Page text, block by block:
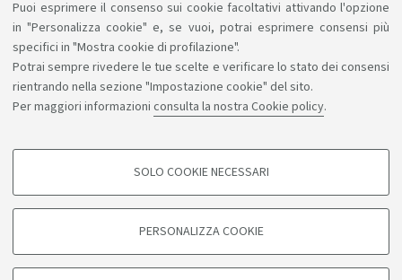
Puoi esprimere il consenso sui cookie facoltativi attivando l'opzione
in "Personalizza cookie" e, se vuoi, potrai esprimere consensi più
specifici in "Mostra cookie di profilazione".
Potrai sempre rivedere le tue scelte e verificare lo stato dei consensi
rientrando nella sezione "Impostazione cookie" del sito.
Per maggiori informazioni consulta la nostra Cookie policy.
COOKIE DI PROFILAZIONE - FACOLTATIVI
degli utenti, creare profili in base al loro comportamento sul sito, per analisi
di marketing.
SOLO COOKIE NECESSARI
PERSONALIZZA COOKIE
Sosteniamo il diritto alla conoscenza
Seguici su:
Bologna - Via Zamboni, 33 - 40126 Bologna - PI: 01131710376 -
CF: 80007010376